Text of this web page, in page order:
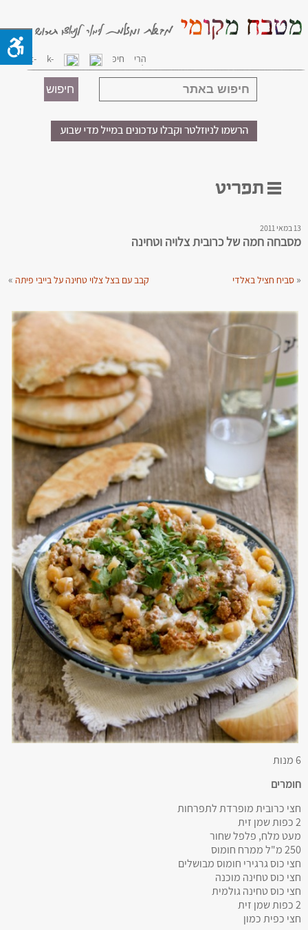
13 במאי 2011
מסבחה חמה של כרובית צלויה וטחינה
« סביח חציל באלדי קבב עם בצל צלוי טחינה על בייבי פיתה»
6 מנות
חומרים
חצי כרובית מופרדת לתפרחות
2 כפות שמן זית
מעט מלח, פלפל שחור
250 מ"ל ממרח חומוס
חצי כוס גרגירי חומוס מבושלים
חצי כוס טחינה מוכנה
חצי כוס טחינה גולמית
2 כפות שמן זית
חצי כפית כמון